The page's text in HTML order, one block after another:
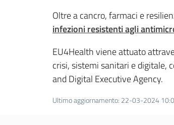
Oltre a cancro, farmaci e
infezioni resistenti agli
EU4Health viene attuato
crisi, sistemi sanitari e digitale,
and Digital Executive Agency.
Ultimo aggiornamento: 22-03-2024